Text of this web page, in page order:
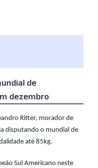
de
dezembro
Ritter, morador de
disputando o mundial de
até 85kg.
Sul Americano neste